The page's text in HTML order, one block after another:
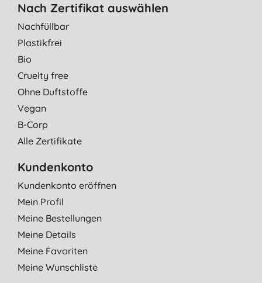
Nach Zertifikat auswählen
Nachfüllbar
Plastikfrei
Bio
Cruelty free
Ohne Duftstoffe
Vegan
B-Corp
Alle Zertifikate
Kundenkonto
Kundenkonto eröffnen
Mein Profil
Meine Bestellungen
Meine Details
Meine Favoriten
Meine Wunschliste